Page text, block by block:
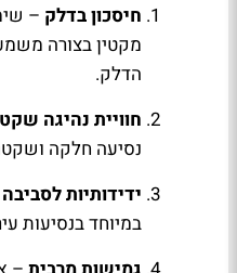
חיסכון בדלק –
מקטין בצורה
הדלק.
חוויית נהיגה
נסיעה חלקה
ידידותיות לסביבה
במיוחד בנסיעות